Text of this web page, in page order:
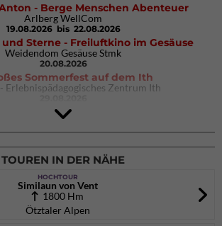
- Berge Menschen Abenteuer
Arlberg WellCom
19.08.2026 bis 22.08.2026
Sterne - Freiluftkino im Gesäuse
Weidendom Gesäuse Stmk
20.08.2026
Sommerfest auf dem Ith
Erlebnispädagogisches Zentrum Ith
4Blocs KIDS 2026
München Süd (Thalkirchen)
26.09.2026
TOUREN IN DER NÄHE
HOCHTOUR
Similaun von Vent
1800 Hm
Ötztaler Alpen